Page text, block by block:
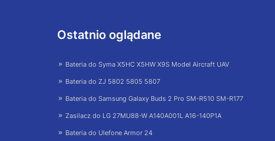
Ostatnio oglądane
Bateria do Syma X5HC X5HW X9S Model Aircraft UAV
Bateria do ZJ 5802 5805 5807
Bateria do Samsung Galaxy Buds 2 Pro SM-R510 SM-R177
Zasilacz do LG 27MU88-W A140A001L A16-140P1A
Bateria do Ulefone Armor 24